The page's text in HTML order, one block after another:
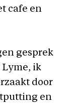
cafe en
gesprek
Lyme, ik
door
en